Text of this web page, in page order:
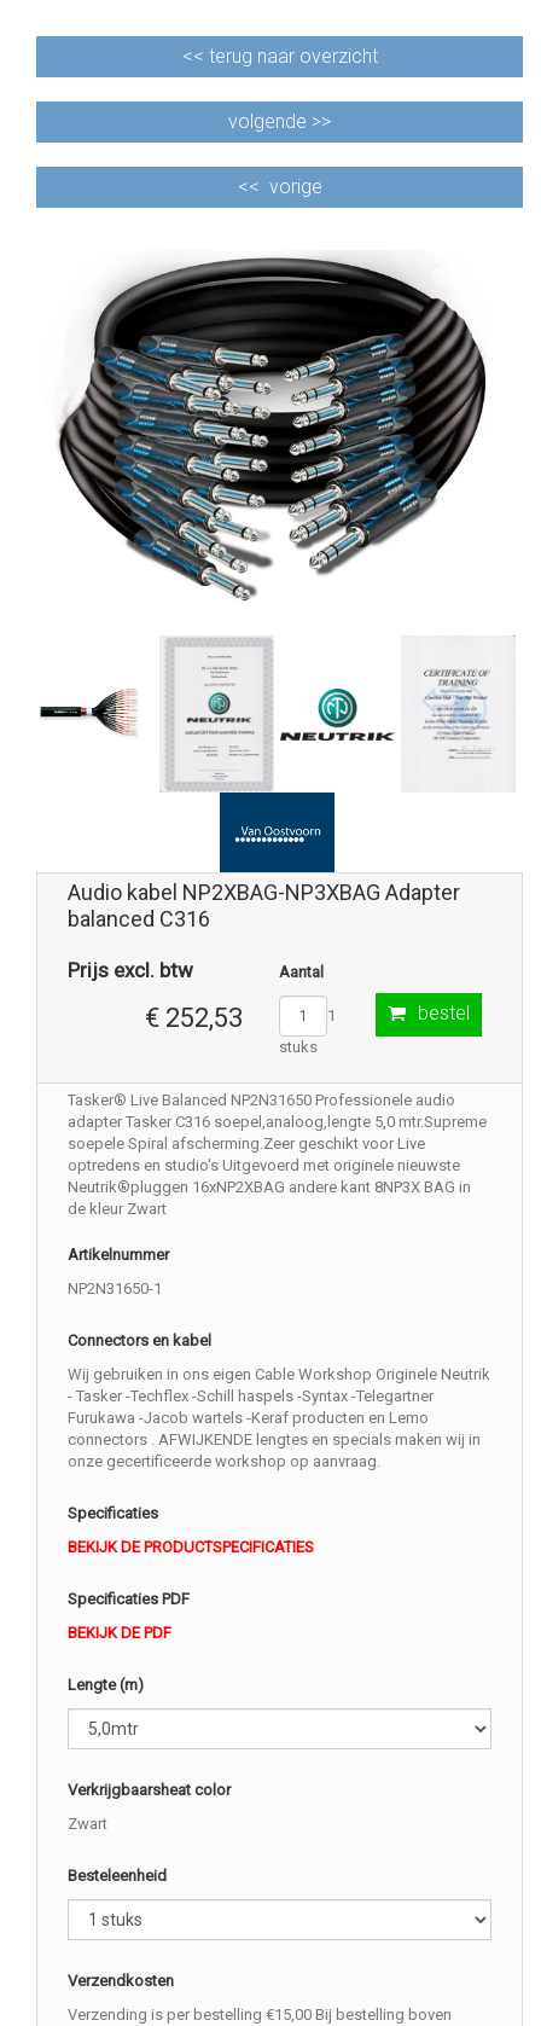
<< terug naar overzicht
volgende >>
<< vorige
Audio kabel NP2XBAG-NP3XBAG Adapter
balanced C316
Prijs excl. btw
€ 252,53
Aantal
1
stuks
bestel
Tasker® Live Balanced NP2N31650 Professionele audio
adapter Tasker C316 soepel,analoog,lengte 5,0 mtr.Supreme
soepele Spiral afscherming.Zeer geschikt voor Live
optredens en studio's Uitgevoerd met originele nieuwste
Neutrik®pluggen 16xNP2XBAG andere kant 8NP3X BAG in
de kleur Zwart
Artikelnummer
NP2N31650-1
Connectors en kabel
Wij gebruiken in ons eigen Cable Workshop Originele Neutrik
- Tasker -Techflex -Schill haspels -Syntax -Telegartner
Furukawa -Jacob wartels -Keraf producten en Lemo
connectors . AFWIJKENDE lengtes en specials maken wij in
onze gecertificeerde workshop op aanvraag.
Specificaties
BEKIJK DE PRODUCTSPECIFICATIES
Specificaties PDF
BEKIJK DE PDF
Lengte (m)
Verkrijgbaarsheat color
Zwart
Besteleenheid
Verzendkosten
Verzending is per bestelling €15,00 Bij bestelling boven